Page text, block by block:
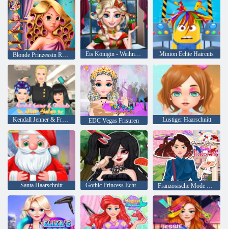
Eis Königin - Weihnachten Real Haarschnitte Minion Echte Haircuts
Kendall Jenner & Freunde Friseursalon EDC Vegas Frisuren Lustiger Haarschnitt
Santa Haarschnitt Gothic Princess Echte Haarschnitte Französische Mode echte Haarschnitte